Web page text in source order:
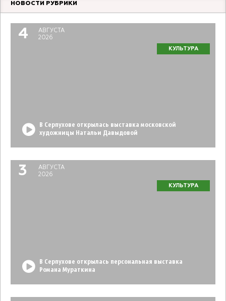
НОВОСТИ РУБРИКИ
4
АВГУСТА
2026
КУЛЬТУРА
В Серпухове открылась выставка московской
художницы Натальи Давыдовой
3
АВГУСТА
2026
КУЛЬТУРА
В Серпухове открылась персональная выставка
Романа Мураткина